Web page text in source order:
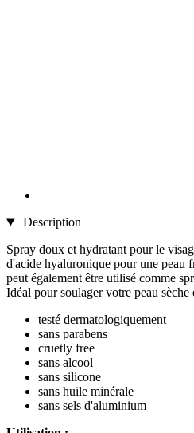
Description
Spray doux et hydratant pour le
d'acide hyaluronique pour une peau
peut également être utilisé comme
Idéal pour soulager votre peau sèche
testé dermatologiquement
sans parabens
cruetly free
sans alcool
sans silicone
sans huile minérale
sans sels d'aluminium